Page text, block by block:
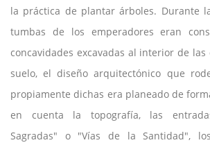
la práctica de plantar árboles. Durante
tumbas de los emperadores eran
concavidades excavadas al interior de
suelo, el diseño arquitectónico que
propiamente dichas era planeado de
en cuenta la topografía, las
Sagradas" o "Vías de la Santidad",